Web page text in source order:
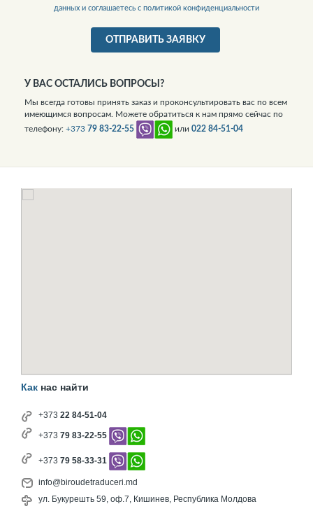
данных и соглашаетесь c политикой конфиденциальности
ОТПРАВИТЬ ЗАЯВКУ
У ВАС ОСТАЛИСЬ ВОПРОСЫ?
Мы всегда готовы принять заказ и проконсультировать вас по всем
имеющимся вопросам. Можете обратиться к нам прямо сейчас по
телефону: +373 79 83-22-55 или 022 84-51-04
Как нас найти
+373 22 84-51-04
+373 79 83-22-55
+373 79 58-33-31
info@biroudetraduceri.md
ул. Букурешть 59, оф.7, Кишинев, Республика Молдова